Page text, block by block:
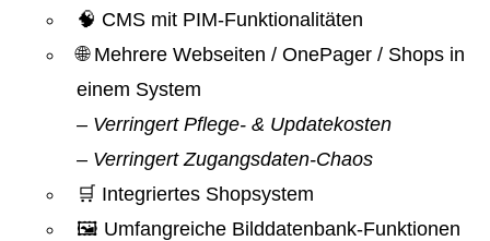
🧠 CMS mit PIM-Funktionalitäten
🌐 Mehrere Webseiten / OnePager / Shops in
einem System
– Verringert Pflege- & Updatekosten
– Verringert Zugangsdaten-Chaos
🛒 Integriertes Shopsystem
🖼️ Umfangreiche Bilddatenbank-Funktionen